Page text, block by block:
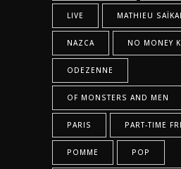
LIVE MATHIEU
NAZCA NO MONEY
ODEZENNE
OF MONSTERS AND MEN
PARIS PART-TIME
POMME POP